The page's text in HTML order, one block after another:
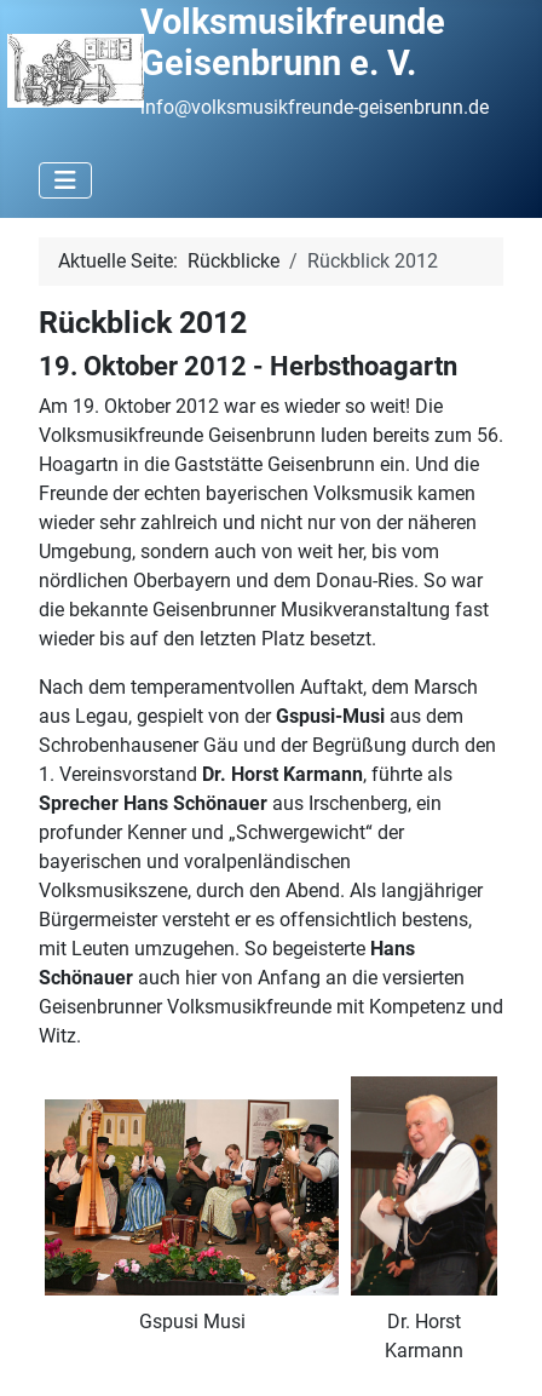
Volksmusikfreunde
Geisenbrunn e. V.
info@volksmusikfreunde-geisenbrunn.de
Aktuelle Seite: Rückblicke Rückblick 2012
Rückblick 2012
19. Oktober 2012 - Herbsthoagartn
Am 19. Oktober 2012 war es wieder so weit! Die
Volksmusikfreunde Geisenbrunn luden bereits zum 56.
Hoagartn in die Gaststätte Geisenbrunn ein. Und die
Freunde der echten bayerischen Volksmusik kamen
wieder sehr zahlreich und nicht nur von der näheren
Umgebung, sondern auch von weit her, bis vom
nördlichen Oberbayern und dem Donau-Ries. So war
die bekannte Geisenbrunner Musikveranstaltung fast
wieder bis auf den letzten Platz besetzt.
Nach dem temperamentvollen Auftakt, dem Marsch
aus Legau, gespielt von derGspusi-Musi aus dem
Schrobenhausener Gäu und der Begrüßung durch den
1. Vereinsvorstand Dr. Horst Karmann, führte als
Sprecher Hans Schönauer aus Irschenberg, ein
profunder Kenner und „Schwergewicht“ der
bayerischen und voralpenländischen
Volksmusikszene, durch den Abend. Als langjähriger
Bürgermeister versteht er es offensichtlich bestens,
mit Leuten umzugehen. So begeisterte Hans
Schönauer auch hier von Anfang an die versierten
Geisenbrunner Volksmusikfreunde mit Kompetenz und
Witz.
Gspusi Musi
Dr. Horst
Karmann